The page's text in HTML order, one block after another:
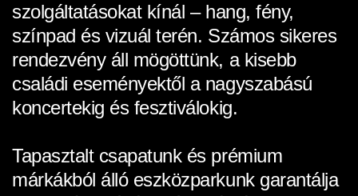
szolgáltatásokat kínál – hang, fény,
színpad és vizuál terén. Számos sikeres
rendezvény áll mögöttünk, a kisebb
családi eseményektől a nagyszabású
koncertekig és fesztiválokig.
Tapasztalt csapatunk és prémium
márkákból álló eszközparkunk garantálja